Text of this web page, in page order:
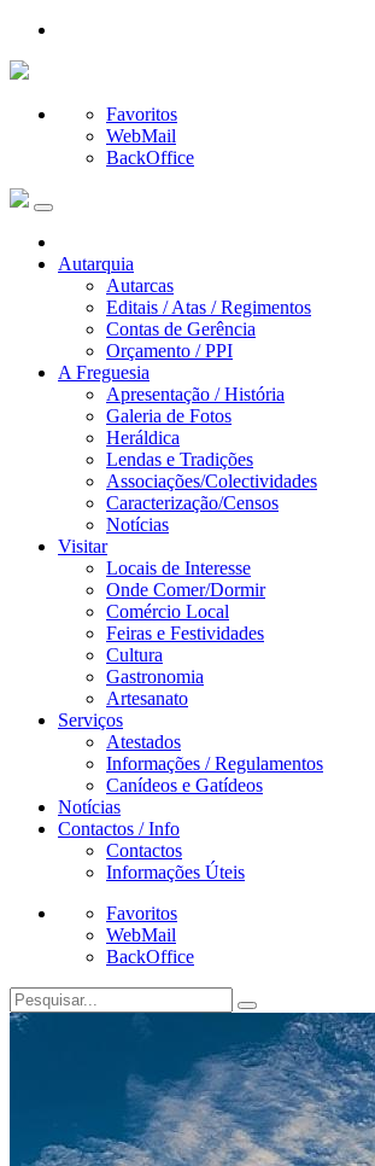
Favoritos
WebMail
BackOffice
Autarquia
Autarcas
Editais / Atas / Regimentos
Contas de Gerência
Orçamento / PPI
A Freguesia
Apresentação / História
Galeria de Fotos
Heráldica
Lendas e Tradições
Associações/Colectividades
Caracterização/Censos
Notícias
Visitar
Locais de Interesse
Onde Comer/Dormir
Comércio Local
Feiras e Festividades
Cultura
Gastronomia
Artesanato
Serviços
Atestados
Informações / Regulamentos
Canídeos e Gatídeos
Notícias
Contactos / Info
Contactos
Informações Úteis
Favoritos
WebMail
BackOffice